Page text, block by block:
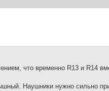
что временно R13 и R14
Наушники нужно сильно